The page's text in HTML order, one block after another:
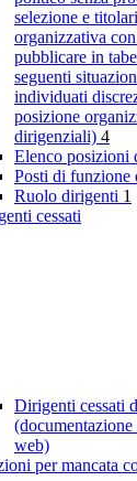
selezione e
organizzativa
pubblicare in
seguenti
individuati
posizione
dirigenziali) 4
Elenco posizioni
Posti di funzione
Ruolo dirigenti 1
cessati
Dirigenti cessati
web)
per mancata